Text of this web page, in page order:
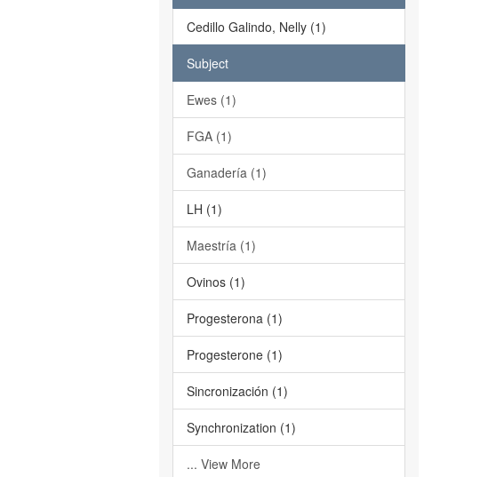
Cedillo Galindo, Nelly (1)
Subject
Ewes (1)
FGA (1)
Ganadería (1)
LH (1)
Maestría (1)
Ovinos (1)
Progesterona (1)
Progesterone (1)
Sincronización (1)
Synchronization (1)
... View More